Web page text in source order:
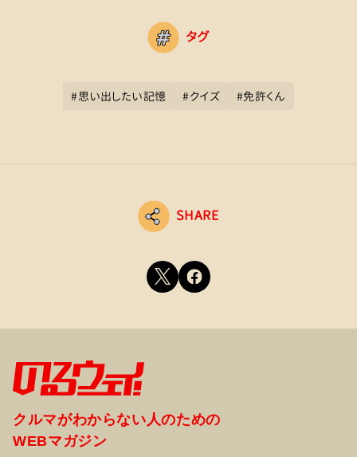
タグ
#思い出したい記憶 #クイズ #免許くん
SHARE
クルマがわからない人のための
WEBマガジン